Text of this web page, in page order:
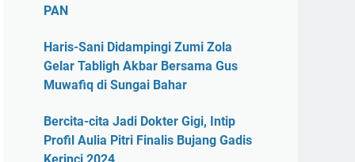
PAN
Haris-Sani Didampingi Zumi Zola
Gelar Tabligh Akbar Bersama Gus
Muwafiq di Sungai Bahar
Bercita-cita Jadi Dokter Gigi, Intip
Profil Aulia Pitri Finalis Bujang Gadis